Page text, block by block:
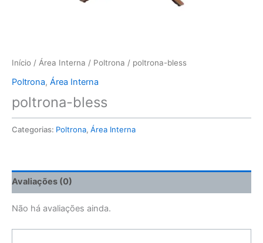
Início / Área Interna / Poltrona / poltrona-bless
Poltrona, Área Interna
poltrona-bless
Categorias: Poltrona, Área Interna
Avaliações (0)
Não há avaliações ainda.